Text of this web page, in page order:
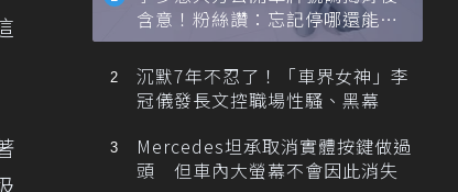
含意！粉絲讚：忘記停哪還能幫
忙找車
沉默7年不忍了！「車界女神」李
冠儀發長文控職場性騷、黑幕
Mercedes坦承取消實體按鍵做過
頭 但車內大螢幕不會因此消失